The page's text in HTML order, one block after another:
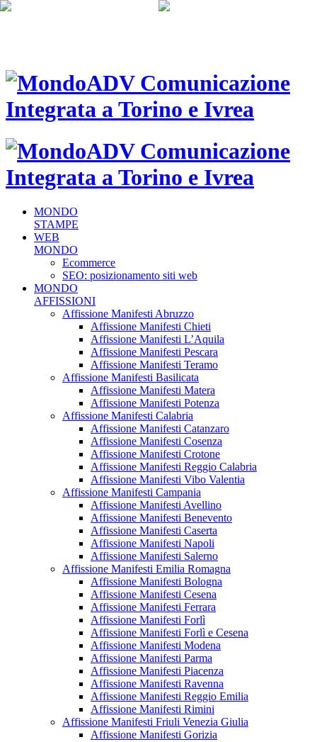
MONDO
STAMPE
WEB
MONDO
Ecommerce
SEO: posizionamento siti web
MONDO
AFFISSIONI
Affissione Manifesti Abruzzo
Affissione Manifesti Chieti
Affissione Manifesti L’Aquila
Affissione Manifesti Pescara
Affissione Manifesti Teramo
Affissione Manifesti Basilicata
Affissione Manifesti Matera
Affissione Manifesti Potenza
Affissione Manifesti Calabria
Affissione Manifesti Catanzaro
Affissione Manifesti Cosenza
Affissione Manifesti Crotone
Affissione Manifesti Reggio Calabria
Affissione Manifesti Vibo Valentia
Affissione Manifesti Campania
Affissione Manifesti Avellino
Affissione Manifesti Benevento
Affissione Manifesti Caserta
Affissione Manifesti Napoli
Affissione Manifesti Salerno
Affissione Manifesti Emilia Romagna
Affissione Manifesti Bologna
Affissione Manifesti Cesena
Affissione Manifesti Ferrara
Affissione Manifesti Forlì
Affissione Manifesti Forlì e Cesena
Affissione Manifesti Modena
Affissione Manifesti Parma
Affissione Manifesti Piacenza
Affissione Manifesti Ravenna
Affissione Manifesti Reggio Emilia
Affissione Manifesti Rimini
Affissione Manifesti Friuli Venezia Giulia
Affissione Manifesti Gorizia